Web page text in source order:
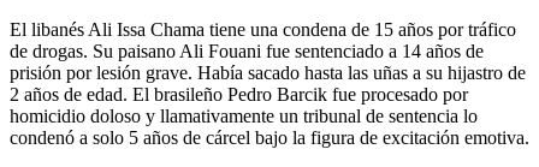
El libanés Ali Issa Chama tiene una condena de 15 años por tráfico
de drogas. Su paisano Ali Fouani fue sentenciado a 14 años de
prisión por lesión grave. Había sacado hasta las uñas a su hijastro de
2 años de edad. El brasileño Pedro Barcik fue procesado por
homicidio doloso y llamativamente un tribunal de sentencia lo
condenó a solo 5 años de cárcel bajo la figura de excitación emotiva.